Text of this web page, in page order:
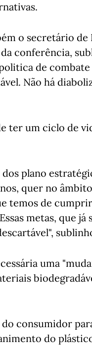
o secretário
conferência,
de
Não há
ter um ciclo de
plano
quer no
temos de
metas, que já
uma
consumidor
do